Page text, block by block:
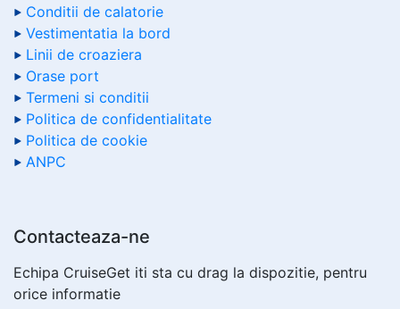
Conditii de calatorie
Vestimentatia la bord
Linii de croaziera
Orase port
Termeni si conditii
Politica de confidentialitate
Politica de cookie
ANPC
Contacteaza-ne
Echipa CruiseGet iti sta cu drag la dispozitie, pentru
orice informatie